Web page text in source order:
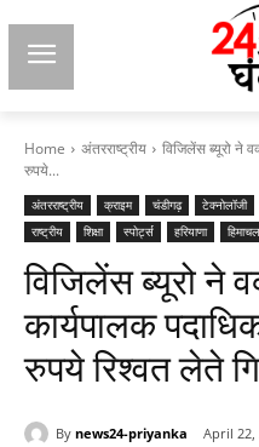
Home अंतरराष्ट्रीय
विजिलेंस ब्यूरो ने
रुपये...
अंतरराष्ट्रीय क्राइम चंडीगढ़ टेक्नोलॉजी
राष्ट्रीय
शिक्षा स्पोर्ट्स हरियाणा
विजिलेंस ब्यूरो ने
कार्यपालक
रुपये रिश्वत लेते
By news24-priyanka April 22,